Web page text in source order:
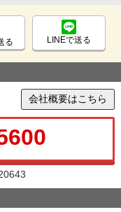
る LINEで送る
会社概要はこちら